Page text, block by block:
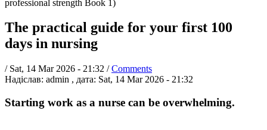
The practical guide for your first 100
days in nursing
/ Sat, 14 Mar 2026 - 21:32 /Comments
Надіслав: admin , дата: Sat, 14 Mar 2026 - 21:32
Starting work as a nurse can be overwhelming.